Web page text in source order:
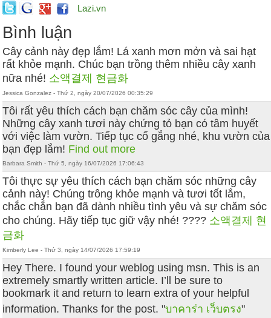
Lazi.vn
Bình luận
Cây cảnh này đẹp lắm! Lá xanh mơn mởn và sai hạt
rất khỏe mạnh. Chúc bạn trồng thêm nhiều cây xanh
nữa nhé! 소액결제 현금화
Jessica Gonzalez - Thứ 2, ngày 20/07/2026 00:35:29
Tôi rất yêu thích cách bạn chăm sóc cây của mình!
Những cây xanh tươi này chứng tỏ bạn có tâm huyết
với việc làm vườn. Tiếp tục cố gắng nhé, khu vườn của
bạn đẹp lắm! Find out more
Barbara Smith - Thứ 5, ngày 16/07/2026 17:06:43
Tôi thực sự yêu thích cách bạn chăm sóc những cây
cảnh này! Chúng trông khỏe mạnh và tươi tốt lắm,
chắc chắn bạn đã dành nhiều tình yêu và sự chăm sóc
cho chúng. Hãy tiếp tục giữ vậy nhé! ???? 소액결제 현
금화
Kimberly Lee - Thứ 3, ngày 14/07/2026 17:59:19
Hey There. I found your weblog using msn. This is an
extremely smartly written article. I’ll be sure to
bookmark it and return to learn extra of your helpful
information. Thanks for the post. "บาคาร่า เว็บตรง"